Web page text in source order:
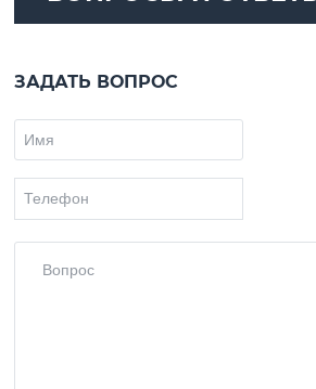
ЗАДАТЬ ВОПРОС